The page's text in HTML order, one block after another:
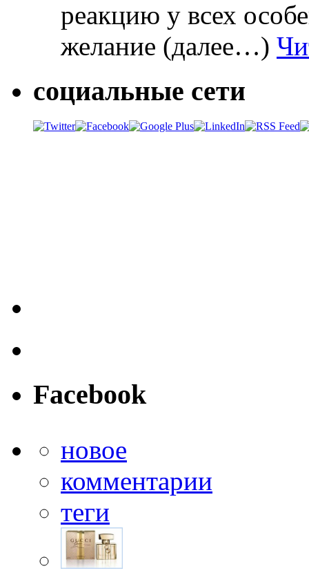
реакцию у всех
желание (далее…)
социальные сети
Facebook
новое
комментарии
теги